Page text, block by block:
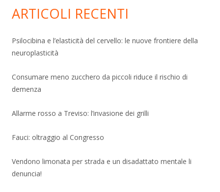
ARTICOLI RECENTI
Psilocibina e l’elasticità del cervello: le nuove frontiere della
neuroplasticità
Consumare meno zucchero da piccoli riduce il rischio di
demenza
Allarme rosso a Treviso: l’invasione dei grilli
Fauci: oltraggio al Congresso
Vendono limonata per strada e un disadattato mentale li
denuncia!